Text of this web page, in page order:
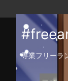
専業フリーラ